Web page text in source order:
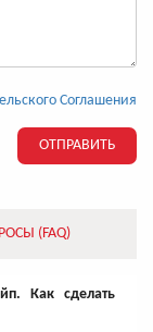
Соглашения
ОТПРАВИТЬ
(FAQ)
Как сделать